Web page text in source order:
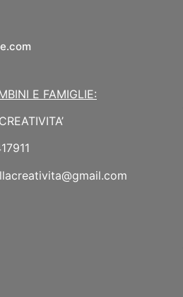
E FAMIGLIE: